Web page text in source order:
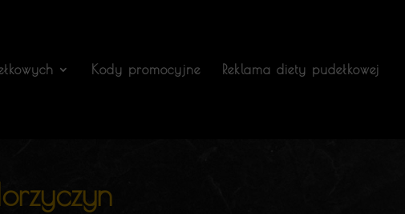
Kody promocyjne Reklama diety pudełkowej